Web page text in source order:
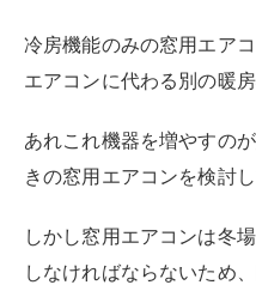
冷房機能のみの窓用エア
エアコンに代わる別の暖
あれこれ機器を増やすの
きの窓用エアコンを検討
しかし窓用エアコンは冬
しなければならないため